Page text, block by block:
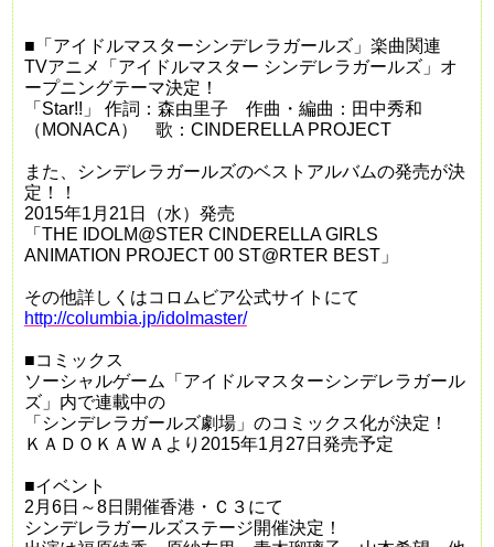
■「アイドルマスターシンデレラガールズ」楽曲関連
TVアニメ「アイドルマスター シンデレラガールズ」オ
ープニングテーマ決定！
「 Star!! 」 作詞：森由里子 作曲・編曲：田中秀和
（ MONACA） 歌： CINDERELLA PROJECT
また、シンデレラガールズのベストアルバムの発売が決
定！！
2015年1 月 21 日（水）発売
「 THE IDOLM@STER CINDERELLA GIRLS
ANIMATION PROJECT 00 ST@RTER BEST」
その他詳しくはコロムビア公式サイトにて
http://columbia.jp/idolmaster/
■コミックス
ソーシャルゲーム「アイドルマスターシンデレラガール
ズ」内で連載中の
「シンデレラガールズ劇場」のコミックス化が決定！
ＫＡＤＯＫＡＷＡより2015年1 月27日発売予定
■イベント
2 月 6日～8日開催香港・Ｃ３ にて
シンデレラガールズステージ開催決定！